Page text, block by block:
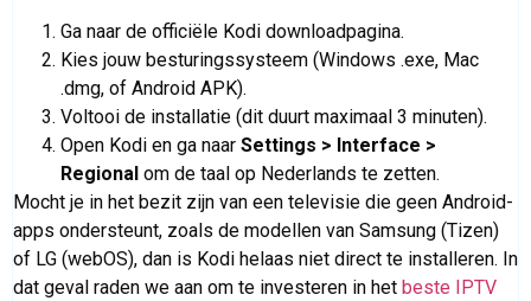
Ga naar de officiële Kodi downloadpagina.
Kies jouw besturingssysteem (Windows .exe, Mac
.dmg, of Android APK).
Voltooi de installatie (dit duurt maximaal 3 minuten).
Open Kodi en ga naar Settings > Interface >
Regional om de taal op Nederlands te zetten.
Mocht je in het bezit zijn van een televisie die geen Android-
apps ondersteunt, zoals de modellen van Samsung (Tizen)
of LG (webOS), dan is Kodi helaas niet direct te installeren. In
dat geval raden we aan om te investeren in het beste IPTV